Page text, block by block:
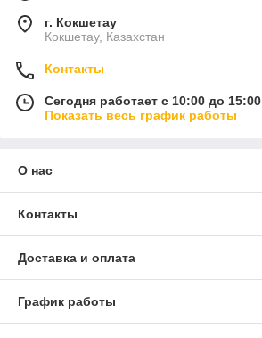
г. Кокшетау
Кокшетау, Казахстан
Контакты
Сегодня работает с 10:00 до 15:00
Показать весь график работы
О нас
Контакты
Доставка и оплата
График работы